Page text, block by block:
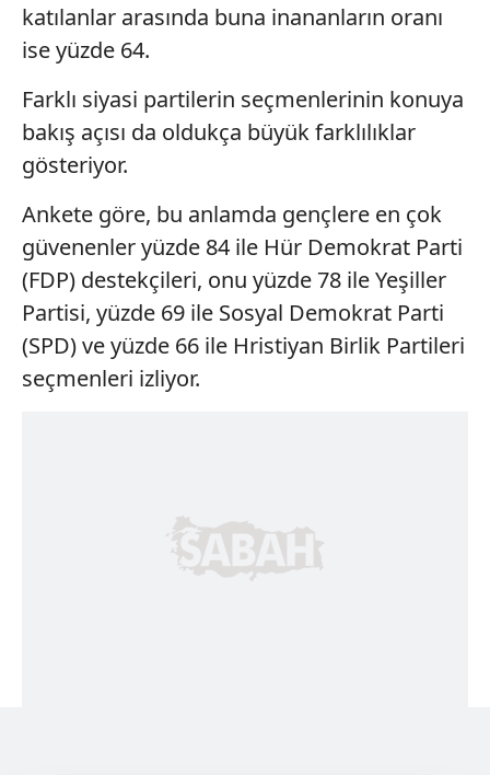
katılanlar arasında buna inananların oranı
ise yüzde 64.
Farklı siyasi partilerin seçmenlerinin konuya
bakış açısı da oldukça büyük farklılıklar
gösteriyor.
Ankete göre, bu anlamda gençlere en çok
güvenenler yüzde 84 ile Hür Demokrat Parti
(FDP) destekçileri, onu yüzde 78 ile Yeşiller
Partisi, yüzde 69 ile Sosyal Demokrat Parti
(SPD) ve yüzde 66 ile Hristiyan Birlik Partileri
seçmenleri izliyor.